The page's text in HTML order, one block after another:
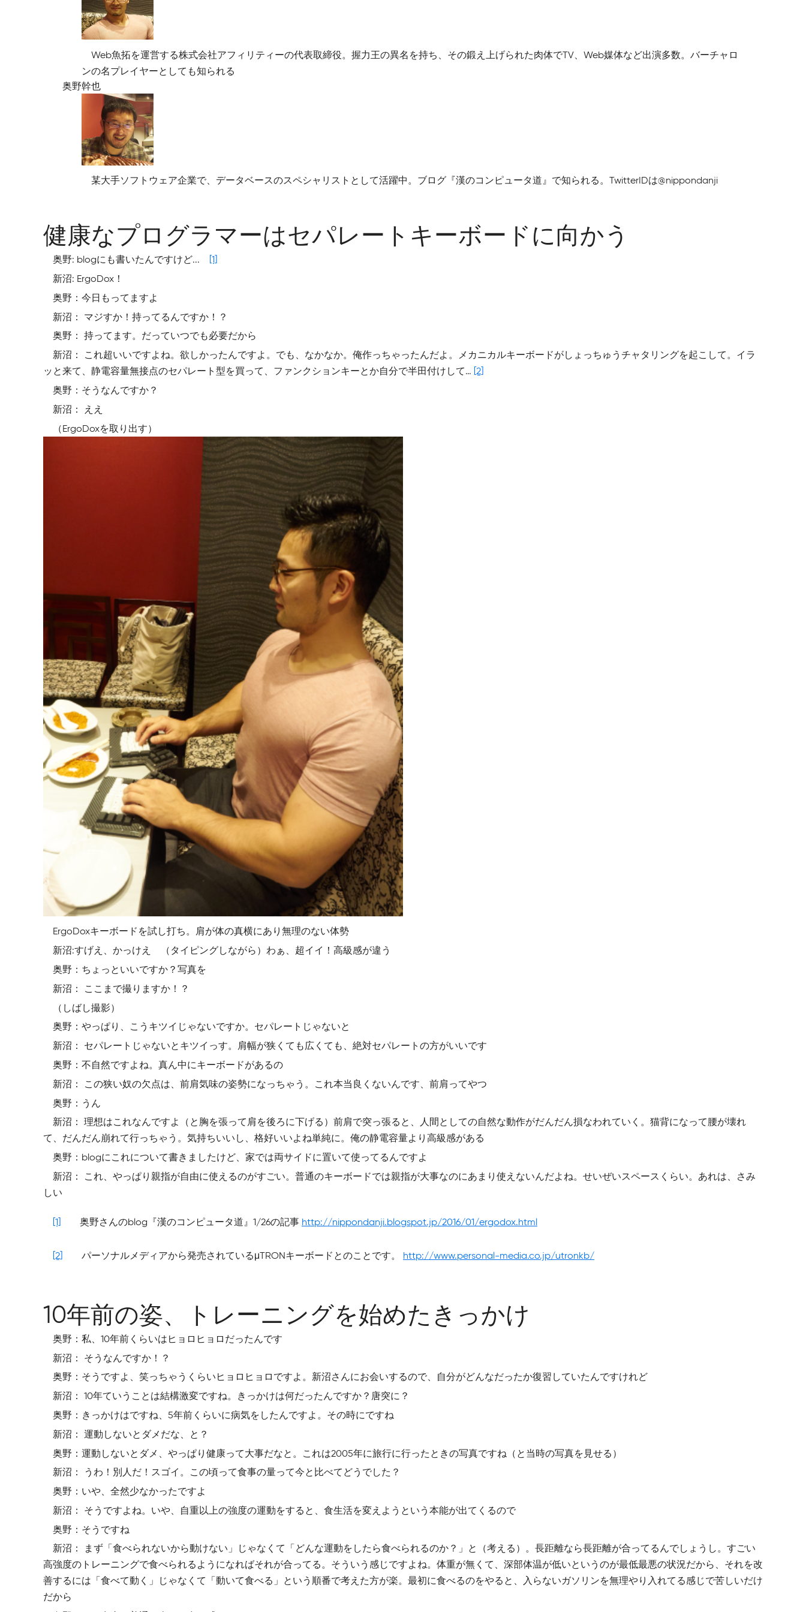
Web魚拓を運営する株式会社アフィリティーの代表取締役。握力王の異名を持ち、その鍛え上げられた肉体でTV、Web媒体など出演多数。バーチャロ
ンの名プレイヤーとしても知られる
奥野幹也
某大手ソフトウェア企業で、データベースのスペシャリストとして活躍中。ブログ『漢のコンピュータ道』で知られる。TwitterIDは@nippondanji
健康なプログラマーはセパレートキーボードに向かう
奥野: blogにも書いたんですけど...
[1]
新沼: ErgoDox！
奥野：今日もってますよ
新沼： マジすか！持ってるんですか！？
奥野： 持ってます。だっていつでも必要だから
新沼： これ超いいですよね。欲しかったんですよ。でも、なかなか。俺作っちゃったんだよ。メカニカルキーボードがしょっちゅうチャタリングを起こして。イラ
ッと来て、静電容量無接点のセパレート型を買って、ファンクションキーとか自分で半田付けして… [2]
奥野：そうなんですか？
新沼： ええ
（ErgoDoxを取り出す）
ErgoDoxキーボードを試し打ち。肩が体の真横にあり無理のない体勢
新沼:すげえ、かっけえ （タイピングしながら）わぁ、超イイ！高級感が違う
奥野：ちょっといいですか？写真を
新沼： ここまで撮りますか！？
（しばし撮影）
奥野：やっぱり、こうキツイじゃないですか。セパレートじゃないと
新沼： セパレートじゃないとキツイっす。肩幅が狭くても広くても、絶対セパレートの方がいいです
奥野：不自然ですよね。真ん中にキーボードがあるの
新沼： この狭い奴の欠点は、前肩気味の姿勢になっちゃう。これ本当良くないんです、前肩ってやつ
奥野：うん
新沼： 理想はこれなんですよ（と胸を張って肩を後ろに下げる）前肩で突っ張ると、人間としての自然な動作がだんだん損なわれていく。猫背になって腰が壊れ
て、だんだん崩れて行っちゃう。気持ちいいし、格好いいよね単純に。俺の静電容量より高級感がある
奥野：blogにこれについて書きましたけど、家では両サイドに置いて使ってるんですよ
新沼： これ、やっぱり親指が自由に使えるのがすごい。普通のキーボードでは親指が大事なのにあまり使えないんだよね。せいぜいスペースくらい。あれは、さみ
しい
[1] 奥野さんのblog『漢のコンピュータ道』1/26の記事 http://nippondanji.blogspot.jp/2016/01/ergodox.html
[2] パーソナルメディアから発売されているμTRONキーボードとのことです。 http://www.personal-media.co.jp/utronkb/
10年前の姿、トレーニングを始めたきっかけ
奥野：私、10年前くらいはヒョロヒョロだったんです
新沼： そうなんですか！？
奥野：そうですよ、笑っちゃうくらいヒョロヒョロですよ。新沼さんにお会いするので、自分がどんなだったか復習していたんですけれど
新沼： 10年ていうことは結構激変ですね。きっかけは何だったんですか？唐突に？
奥野：きっかけはですね、5年前くらいに病気をしたんですよ。その時にですね
新沼： 運動しないとダメだな、と？
奥野：運動しないとダメ、やっぱり健康って大事だなと。これは2005年に旅行に行ったときの写真ですね（と当時の写真を見せる）
新沼： うわ！別人だ！スゴイ。この頃って食事の量って今と比べてどうでした？
奥野：いや、全然少なかったですよ
新沼： そうですよね。いや、自重以上の強度の運動をすると、食生活を変えようという本能が出てくるので
奥野：そうですね
新沼： まず「食べられないから動けない」じゃなくて「どんな運動をしたら食べられるのか？」と（考える）。長距離なら長距離が合ってるんでしょうし。すごい
高強度のトレーニングで食べられるようになればそれが合ってる。そういう感じですよね。体重が無くて、深部体温が低いというのが最低最悪の状況だから、それを改
善するには「食べて動く」じゃなくて「動いて食べる」という順番で考えた方が楽。最初に食べるのをやると、入らないガソリンを無理やり入れてる感じで苦しいだけ
だから